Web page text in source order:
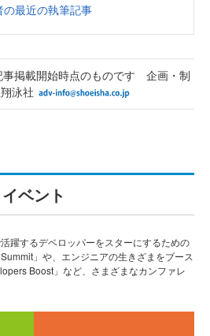
の最近の執筆記事
事掲載開始時点のものです 企画・制
泳社
イベント
躍するデベロッパーをスターにするための
」や、エンジニアの生きざまをブース
Boost」など、さまざまなカンファレ